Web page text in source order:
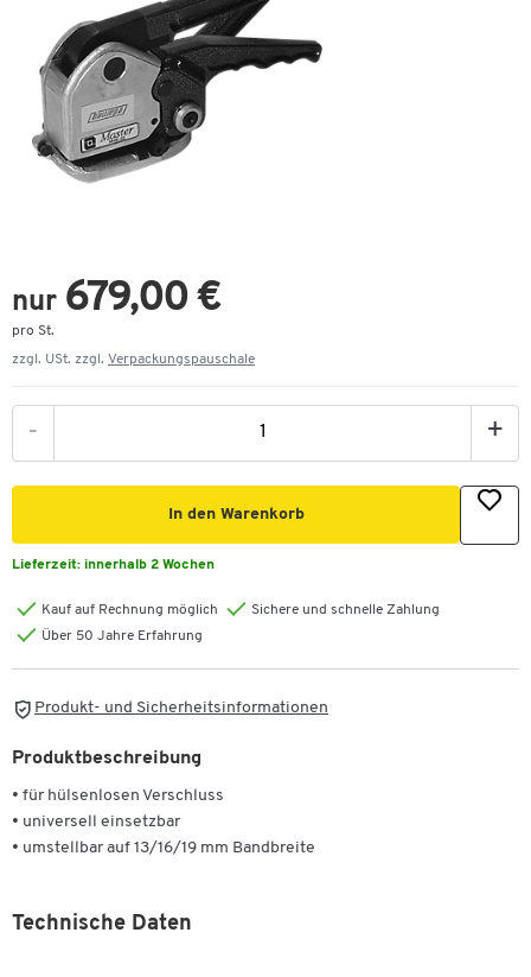
nur 679,00 €
pro St.
zzgl. USt. zzgl. Verpackungspauschale
- +
In den Warenkorb
Lieferzeit: innerhalb 2 Wochen
Kauf auf Rechnung möglich
Sichere und schnelle Zahlung
Über 50 Jahre Erfahrung
Produkt- und Sicherheitsinformationen
Produktbeschreibung
• für hülsenlosen Verschluss
• universell einsetzbar
• umstellbar auf 13/16/19 mm Bandbreite
Technische Daten